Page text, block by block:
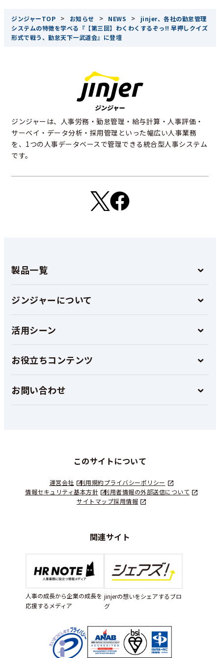
ジンジャーTOP > お知らせ > NEWS >
jinjer、各社の勤怠管理
システムの特徴を学べる『【第三回】わくわくするぞっ!! 早押しクイズ
形式で戦う、勤怠天下一武道会』に登壇
ジンジャーは、人事労務・勤怠管理・給与計算・人事評価・
サーベイ・データ分析・採用管理といった幅広い人事業務
を、1つの人事データベースで管理できる統合型人事システム
です。
製品一覧
ジンジャーについて
活用シーン
お役立ちコンテンツ
お問い合わせ
このサイトについて
運営会社 利用規約プライバシーポリシー
情報セキュリティ基本方針
利用者情報の外部送信について
サイトマップ採用情報
関連サイト
人事の成長から企業の成長を
応援するメディア
jinjerの想いをシェアするブロ
グ